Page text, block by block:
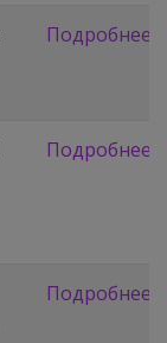
Подробнее
Подробнее
Подробнее